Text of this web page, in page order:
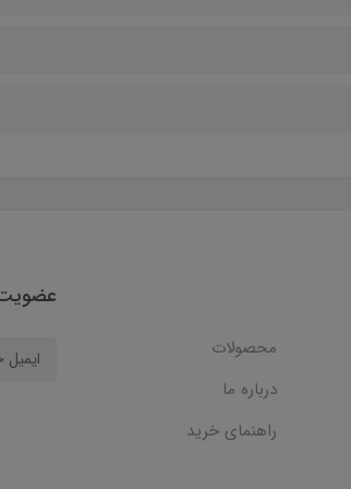
محصولات
درباره ما
راهنمای خرید
عضویت